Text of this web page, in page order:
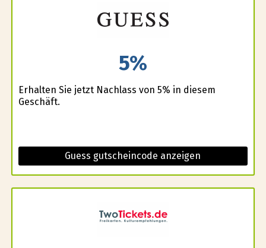
5%
Erhalten Sie jetzt Nachlass von 5% in diesem
Geschäft.
Guess gutscheincode anzeigen